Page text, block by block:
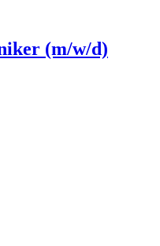
(m/w/d)